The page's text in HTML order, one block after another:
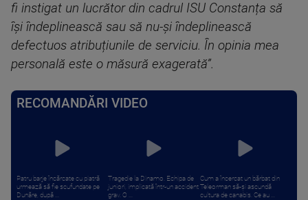
fi instigat un lucrător din cadrul ISU Constanța să
își îndeplinească sau să nu-și îndeplinească
defectuos atribuțiunile de serviciu. În opinia mea
personală este o măsură exagerată”.
RECOMANDĂRI VIDEO
Patru barje încărcate cu piatră
urmează să fie scufundate pe
Dunăre, după ...
Tragedie la Dinamo. Echipa de
juniori, implicată într-un accident
grav. O ...
Cum a încercat un bărbat din
Teleorman să-și ascundă
cultura de canabis. Ce au ...